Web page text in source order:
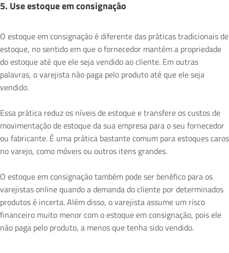
5. Use estoque em consignação
O estoque em consignação é diferente das práticas tradicionais de
estoque, no sentido em que o fornecedor mantém a propriedade
do estoque até que ele seja vendido ao cliente. Em outras
palavras, o varejista não paga pelo produto até que ele seja
vendido.
Essa prática reduz os níveis de estoque e transfere os custos de
movimentação de estoque da sua empresa para o seu fornecedor
ou fabricante. É uma prática bastante comum para estoques caros
no varejo, como móveis ou outros itens grandes.
O estoque em consignação também pode ser benéfico para os
varejistas online quando a demanda do cliente por determinados
produtos é incerta. Além disso, o varejista assume um risco
financeiro muito menor com o estoque em consignação, pois ele
não paga pelo produto, a menos que tenha sido vendido.